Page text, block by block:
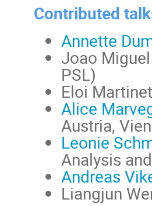
Contributed
Annette
Joao
PSL)
Eloi
Alice
Austria,
Leonie
Analysis
Andreas
Liangjun